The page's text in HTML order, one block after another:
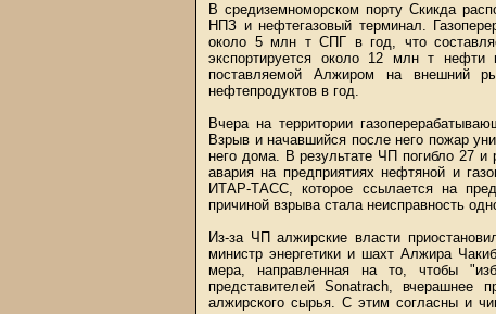
В средиземноморском порту Скикда
НПЗ и нефтегазовый терминал.
около 5 млн т СПГ в год, что
экспортируется около 12 млн т
поставляемой Алжиром на внешний
нефтепродуктов в год.
Вчера на территории
Взрыв и начавшийся после него пожар
него дома. В результате ЧП погибло 27
авария на предприятиях нефтяной и
ИТАР-ТАСС, которое ссылается на
причиной взрыва стала неисправность
Из-за ЧП алжирские власти
министр энергетики и шахт Алжира
мера, направленная на то, чтобы
представителей Sonatrach, вчерашнее
алжирского сырья. С этим согласны и